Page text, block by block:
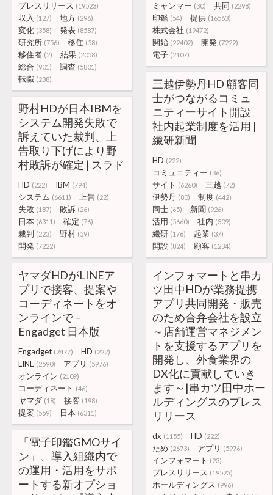
ミャンマー (30) 共同 (2298)
印鑑 (54) 提供 (16563)
株式会社 (19472)
開始 (22402) 開発 (7222)
電子 (2107)
プレスリリース (19523)
収入 (127) 地方 (296)
変化 (358) 発表 (8587)
研究所 (756) 移住 (58)
移住者 (2) 結果 (2058)
総合 (901) 調査 (5801)
転職 (238)
三越伊勢丹HD 顧客同
士がつながるコミュ
ニティーサイト開設
社内起業制度を活用 |
繊研新聞
HD (222)
コミュニティー (36)
サイト (6260) 三越 (72)
伊勢丹 (80) 制度 (442)
同士 (65) 新聞 (926)
活用 (5660) 社内 (309)
繊研 (176) 起業 (37)
開設 (824) 顧客 (1234)
野村HDが日本IBMを
システム開発失敗で
訴えていた裁判、上
告取り下げにより野
村敗訴が確定 | スラド
HD (222) IBM (794)
システム (6611) 上告 (22)
失敗 (187) 敗訴 (26)
日本 (6311) 確定 (76)
裁判 (223) 野村 (59)
開発 (7222)
ヤマダHDがLINEア
プリで接客、提案や
コーディネートをオ
ンラインで –
Engadget 日本版
Engadget (2477) HD (222)
LINE (2590) アプリ (5976)
オンライン (2109)
コーディネート (46)
ヤマダ (18) 接客 (198)
提案 (559) 日本 (6311)
インフォマートと串カ
ツ田中HDが業務提携
アプリ共同開発・販売
のため合弁会社を設立
～店舗運営マネジメン
トを支援するアプリを
開発し、外食業界の
DX化に貢献していき
ます～|串カツ田中ホー
ルディングスのプレス
リリース
dx (1155) HD (222)
ため (2673) アプリ (5976)
インフォマート (23)
プレスリリース (19523)
ホールディングス (996)
「電子印鑑GMOサイ
ン」、導入組織内で
の運用・活用をサポ
ートする新オプショ